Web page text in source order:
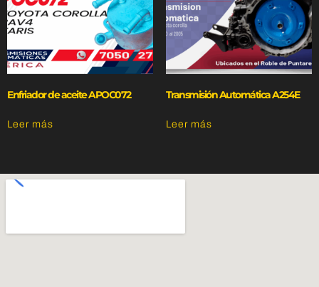
Enfriador de aceite APOC072
Leer más
Transmisión Automática A254E
Leer más